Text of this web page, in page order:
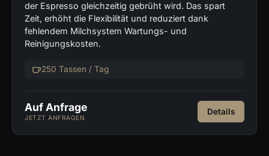
der Espresso gleichzeitig gebrüht wird. Das spart
Zeit, erhöht die Flexibilität und reduziert dank
fehlendem Milchsystem Wartungs- und
Reinigungskosten.
250 Tassen / Tag
Auf Anfrage
JETZT ANFRAGEN
Details